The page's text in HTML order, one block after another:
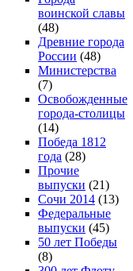
воинской славы
(48)
Древние города
России (48)
Министерства
(7)
Освобожденные
города-столицы
(14)
Победа 1812
года (28)
Прочие
выпуски (21)
Сочи 2014 (13)
Федеральные
выпуски (45)
50 лет Победы
(8)